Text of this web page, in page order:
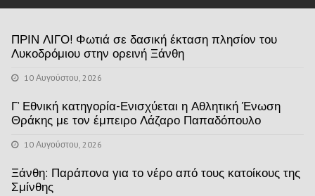
ΠΡΙΝ ΛΙΓΟ! Φωτιά σε δασική έκταση πλησίον του
Λυκοδρόμιου στην ορεινή Ξάνθη
10 Αυγούστου, 2026
Γ’ Εθνική κατηγορία-Ενισχύεται η Αθλητική Ένωση
Θράκης με τον έμπειρο Λάζαρο Παπαδόπουλο
10 Αυγούστου, 2026
Ξάνθη: Παράπονα για το νέρο από τους κατοίκους της
Σμίνθης